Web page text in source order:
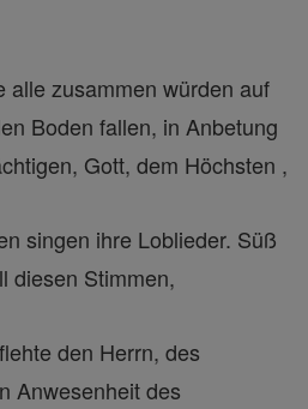
alle zusammen würden auf
Boden fallen, in Anbetung
Gott, dem Höchsten ,
singen ihre Loblieder. Süß
diesen Stimmen,
den Herrn, des
Anwesenheit des